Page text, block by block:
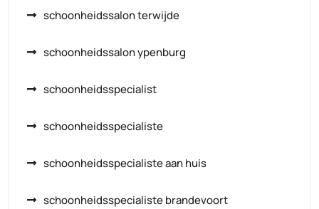
schoonheidssalon terwijde
schoonheidssalon ypenburg
schoonheidsspecialist
schoonheidsspecialiste
schoonheidsspecialiste aan huis
schoonheidsspecialiste brandevoort